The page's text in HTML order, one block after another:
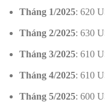
Tháng 1/2025: 620
Tháng 2/2025: 630
Tháng 3/2025: 610
Tháng 4/2025: 610
Tháng 5/2025: 600